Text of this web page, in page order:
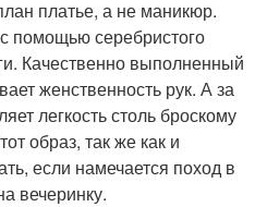
платье, а не маникюр.
помощью серебристого
Качественно выполненный
женственность рук. А за
легкость столь броскому
образ, так же как и
если намечается поход в
вечеринку.